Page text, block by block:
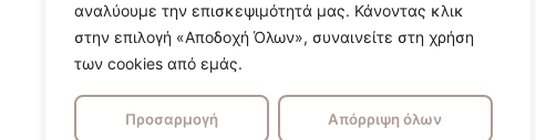
αναλύουμε την επισκεψιμότητά μας. Κάνοντας κλικ
στην επιλογή «Αποδοχή Όλων», συναινείτε στη χρήση
των cookies από εμάς.
Προσαρμογή Απόρριψη όλων